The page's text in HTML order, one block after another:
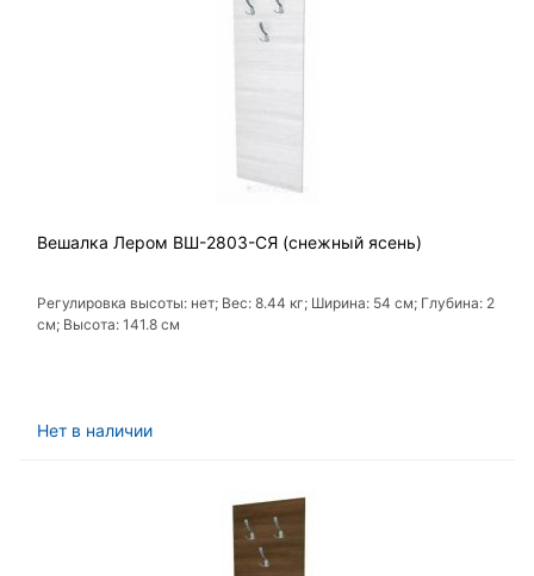
Вешалка Лером ВШ-2803-СЯ (снежный ясень)
Регулировка высоты: нет; Вес: 8.44 кг; Ширина: 54 см; Глубина: 2
см; Высота: 141.8 см
Нет в наличии